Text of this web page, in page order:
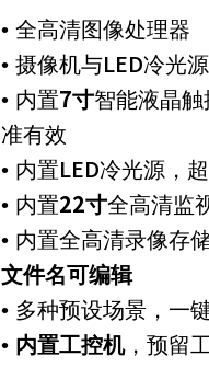
• 全高清图像处理器
• 摄像机与LED冷光
• 内置7寸智能液晶
准有效
• 内置LED冷光源，
• 内置22寸全高清监
• 内置全高清录像存
文件名可编辑
• 多种预设场景，一
• 内置工控机，预留